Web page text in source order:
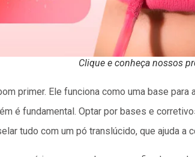
Clique e conheça nossos
primer. Ele funciona como uma base
é fundamental. Optar por bases e
tudo com um pó translúcido, que ajuda a